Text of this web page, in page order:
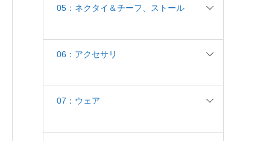
05：ネクタイ＆チーフ、ストール
06：アクセサリ
07：ウェア